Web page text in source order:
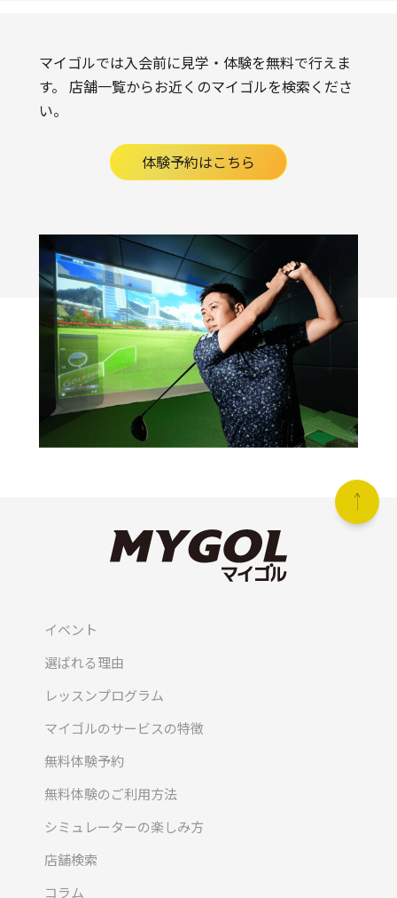
マイゴルでは入会前に見学・体験を無料で行えま
す。 店舗一覧からお近くのマイゴルを検索くださ
い。
体験予約はこちら
イベント
選ばれる理由
レッスンプログラム
マイゴルのサービスの特徴
無料体験予約
無料体験のご利用方法
シミュレーターの楽しみ方
店舗検索
コラム